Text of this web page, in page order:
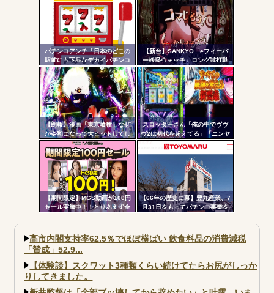
て釘は完全に廃止するべき
パチンコアンチ「日本のどこの
駅前にも下品なデカイパチンコ
屋があって恥ずかしい」
【新台】SANKYO「eフィーバ
ー妖怪ウォッチ」ロング試打動
画&反応まとめ！妖怪ウォッチ世
代がパチンコデビューしまくり
そうな予感
【朗報】漫画「東京喰種」なぜ
か令和になって大ヒットしてし
まうｗｗｗ
スロッターさん「俺の中でヴヴ
ヴ2は初代を超えてる」「ニンヤ
メで状況が一変するのも良いス
パイスになってる」
【期間限定】MGS動画が100円
セール実施中！！とりあえず全
【66年の歴史に幕】豊丸産業、7
月31日をもってパチンコ事業を
楽部マやウィッチブレイド…た
くさんの名機をありがとう
高市内閣支持率62.5％でほぼ横ばい 飲食料品の消費減税
「賛成」52.9...
【体験談】スクワット3種類くらい続けてたらお尻がしっか
りしてきました。